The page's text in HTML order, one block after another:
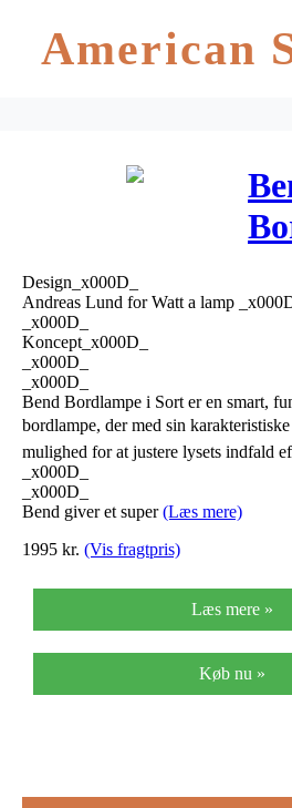
American
Design_x000D_
Andreas Lund for Watt a lamp
_x000D_
Koncept_x000D_
_x000D_
_x000D_
Bend Bordlampe i Sort er en smart,
bordlampe, der med sin karakteristiske
mulighed for at justere lysets indfald
_x000D_
_x000D_
Bend giver et super(Læs mere)
1995 kr. (Vis fragtpris)
Læs mere »
Køb nu »